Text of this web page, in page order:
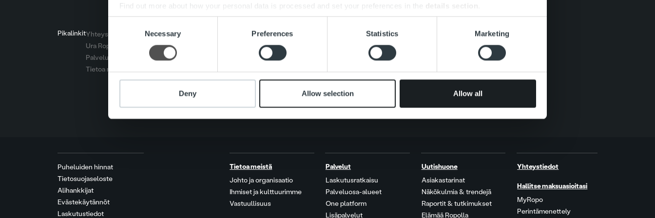
Find out more about how your personal data is processed and set your preferences in the details section
We use cookies to personalise content and ads, to provide social media features and to analyse our traffic. We also share
information about your use of our site with our social media, advertising and analytics partners who may combine it with
other information that you’ve provided to them or that they’ve collected from your use of their services.
Necessary Preferences Statistics Marketing
Deny Allow selection Allow all
PikalinkitYhteystiedot
Ura Ropolla
Palvelut
Tietoa meistä
Search for:
Puheluiden hinnat
Tietosuojaseloste
Alihankkijat
Evästekäytännöt
Laskutustiedot
Tietoa meistä
Johto ja organisaatio
Ihmiset ja kulttuurimme
Vastuullisuus
Palvelut
Laskutusratkaisu
Palveluosa-alueet
One platform
Lisäpalvelut
Uutishuone
Asiakastarinat
Näkökulmia & trendejä
Raportit & tutkimukset
Elämää Ropolla
Yhteystiedot
Hallitse maksuasioitasi
MyRopo
Perintämenettely